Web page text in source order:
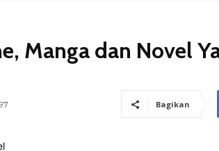
Manga dan Novel
Bagikan